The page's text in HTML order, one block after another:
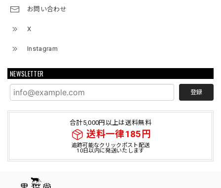
お問い合わせ
X
Instagram
NEWSLETTER
登録
合計5,000円以上は送料無料
送料一律185円
追跡可能なクリックポスト配送
10日以内に発送いたします